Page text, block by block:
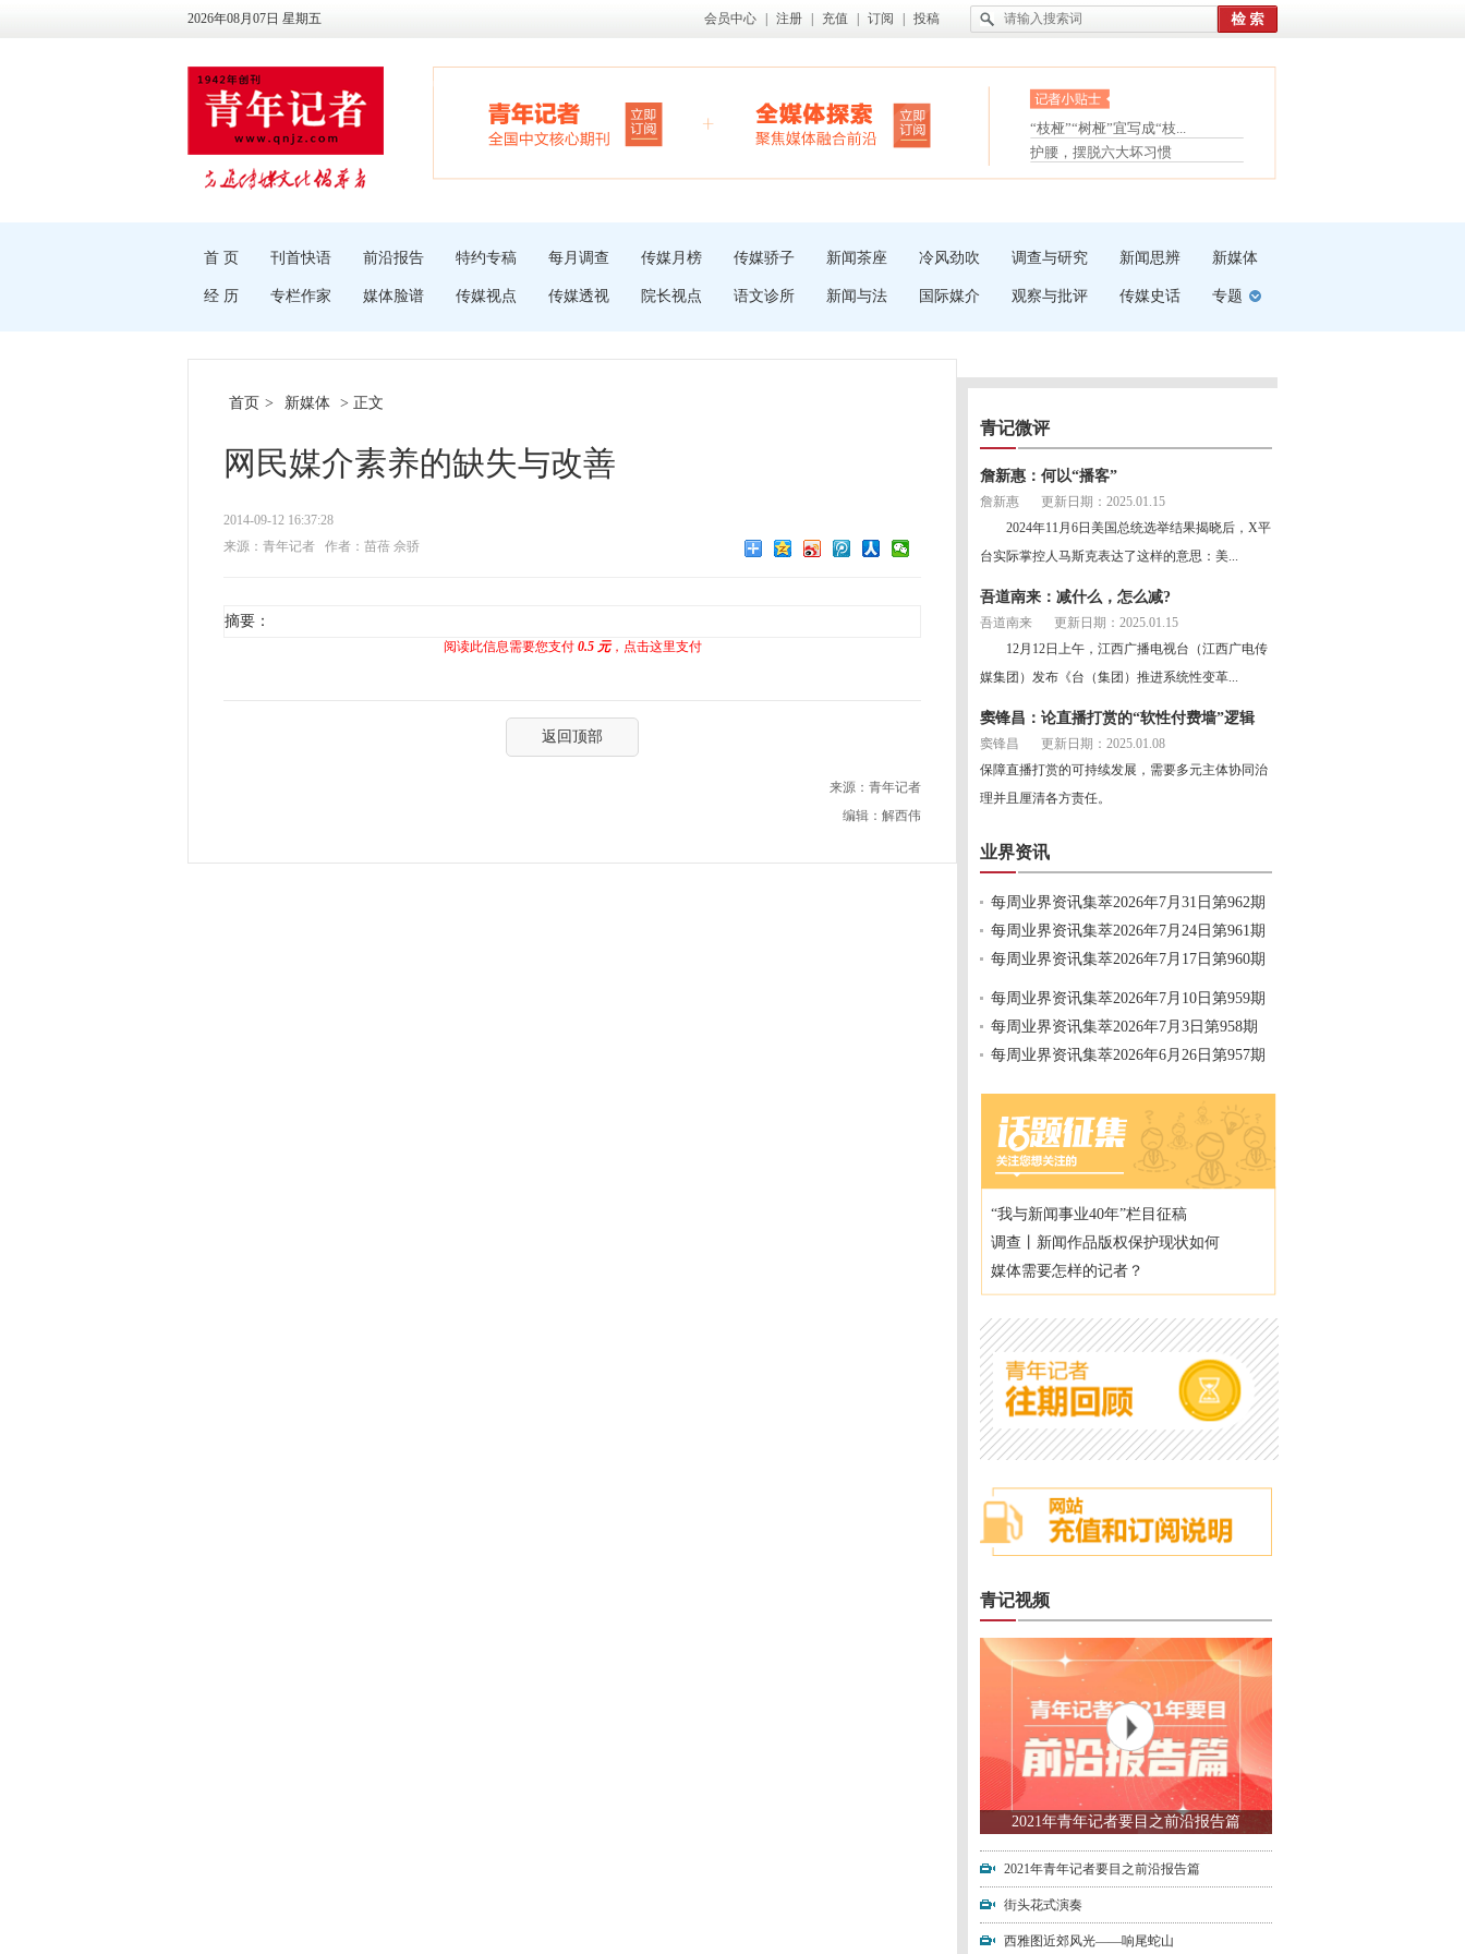
2026年08月07日 星期五 会员中心 注册 充值 订阅 投稿
眼白变红或是结膜下出血
“枝桠”“树桠”宜写成“枝...
夏天缓解疲劳有三招
护腰，摆脱六大坏习惯
受伤了冰敷还是热敷
首 页 刊首快语 前沿报告 特约专稿 每月调查 传媒月榜 传媒骄子 新闻茶座 冷风劲吹 调查与研究 新闻思辨 新媒体
经 历 专栏作家 媒体脸谱 传媒视点 传媒透视 院长视点 语文诊所 新闻与法 国际媒介 观察与批评 传媒史话 专题
首页 > 新媒体 > 正文
网民媒介素养的缺失与改善
2014-09-12 16:37:28
来源：青年记者
作者：苗蓓 佘骄
摘要：
阅读此信息需要您支付 0.5 元，点击这里支付
返回顶部
来源：青年记者
编辑：解西伟
青记微评
詹新惠：何以“播客”
詹新惠
更新日期：2025.01.15
2024年11月6日美国总统选举结果揭晓后，X平
台实际掌控人马斯克表达了这样的意思：美...
吾道南来：减什么，怎么减?
吾道南来
更新日期：2025.01.15
12月12日上午，江西广播电视台（江西广电传
媒集团）发布《台（集团）推进系统性变革...
窦锋昌：论直播打赏的“软性付费墙”逻辑
窦锋昌
更新日期：2025.01.08
保障直播打赏的可持续发展，需要多元主体协同治
理并且厘清各方责任。
业界资讯
每周业界资讯集萃2026年7月31日第962期
每周业界资讯集萃2026年7月24日第961期
每周业界资讯集萃2026年7月17日第960期
每周业界资讯集萃2026年7月10日第959期
每周业界资讯集萃2026年7月3日第958期
每周业界资讯集萃2026年6月26日第957期
“我与新闻事业40年”栏目征稿
调查丨新闻作品版权保护现状如何
媒体需要怎样的记者？
青记视频
2021年青年记者要目之前沿报告篇
2021年青年记者要目之前沿报告篇
街头花式演奏
西雅图近郊风光——响尾蛇山